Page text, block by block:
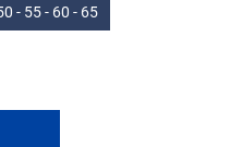
- 55 - 60 - 65